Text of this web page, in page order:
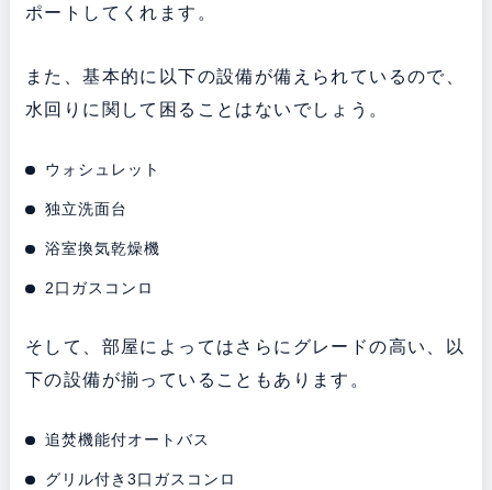
ポートしてくれます。
また、基本的に以下の設備が備えられているので、
水回りに関して困ることはないでしょう。
ウォシュレット
独立洗面台
浴室換気乾燥機
2口ガスコンロ
そして、部屋によってはさらにグレードの高い、以
下の設備が揃っていることもあります。
追焚機能付オートバス
グリル付き3口ガスコンロ